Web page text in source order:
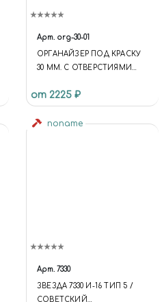
Арт. org-30-01
ОРГАНАЙЗЕР ПОД КРАСКУ
30 ММ. С ОТВЕРСТИЯМИ
от 2225 ₽
noname
Арт. 7330
ЗВЕЗДА 7330 И-16 ТИП 5 /
СОВЕТСКИЙ